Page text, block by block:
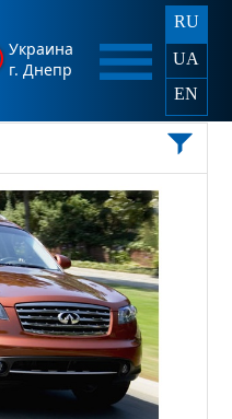
Украина
г. Днепр
RU
UA
EN